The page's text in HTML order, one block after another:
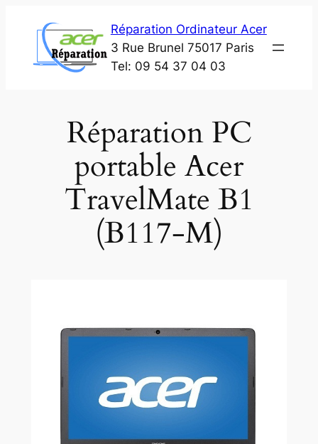
contenu
Réparation Ordinateur Acer
3 Rue Brunel 75017 Paris
Tel: 09 54 37 04 03
Réparation PC
portable Acer
TravelMate B1
(B117-M)